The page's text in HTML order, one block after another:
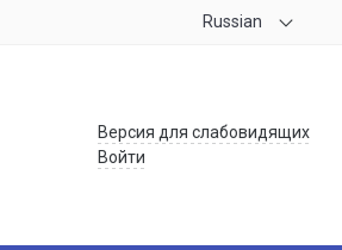
Russian
Версия для слабовидящих
Войти